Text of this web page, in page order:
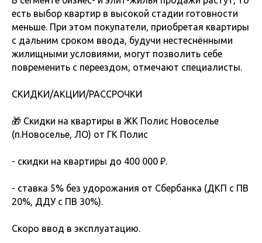
есть выбор квартир в высокой стадии готовности
меньше. При этом покупатели, приобретая квартиры
с дальним сроком ввода, будучи нестеснёнными
жилищными условиями, могут позволить себе
повременить с переездом, отмечают специалисты.
СКИДКИ/АКЦИИ/РАССРОЧКИ
🎁 Скидки на квартиры в ЖК Полис Новоселье
(п.Новоселье, ЛО) от ГК Полис
- скидки на квартиры до 400 000 ₽.
- ставка 5% без удорожания от Сбербанка (ДКП с ПВ
20%, ДДУ с ПВ 30%).
Скоро ввод в эксплуатацию.